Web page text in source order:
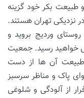
طبیعت بکر خود گزینه
نزدیکی تهران هستند.
روستای وردیج بروید و
خواهید رسید. جمعیت
آن ها از دست
پاک و مناظر سرسبز
از آلودگی و شلوغی